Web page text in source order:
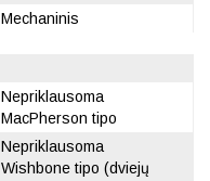
Mechaninis
Nepriklausoma
MacPherson tipo
Nepriklausoma
Wishbone tipo (dviejų